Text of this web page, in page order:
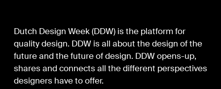
Dutch Design Week (DDW) is the platform for
quality design. DDW is all about the design of the
future and the future of design. DDW opens-up,
shares and connects all the different perspectives
designers have to offer.